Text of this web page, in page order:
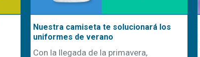
Nuestra camiseta te solucionará los
uniformes de verano
Con la llegada de la primavera,